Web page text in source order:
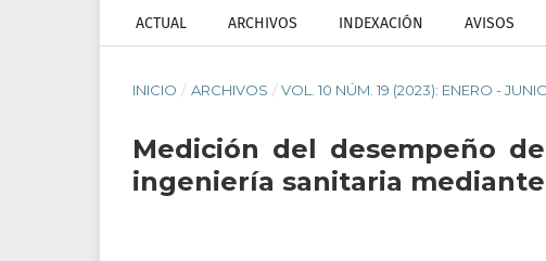
ACTUAL ARCHIVOS INDEXACIÓN AVISOS
INICIO / ARCHIVOS / VOL. 10 NÚM. 19 (2023): ENERO -
Medición del desempeño
ingeniería sanitaria